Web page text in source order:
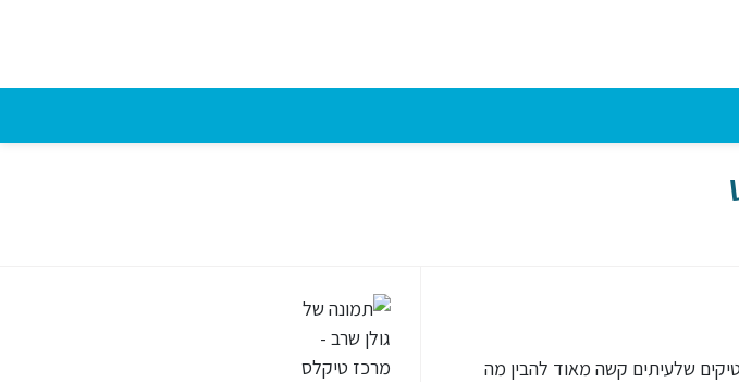
שלעיתים קשה מאוד להבין מה